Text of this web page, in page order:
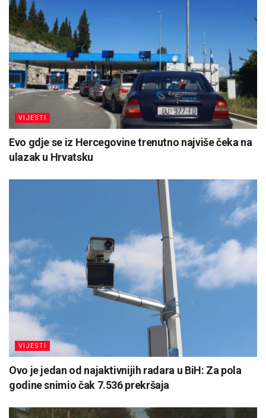
VIJESTI
Evo gdje se iz Hercegovine trenutno najviše čeka na
ulazak u Hrvatsku
VIJESTI
Ovo je jedan od najaktivnijih radara u BiH: Za pola
godine snimio čak 7.536 prekršaja